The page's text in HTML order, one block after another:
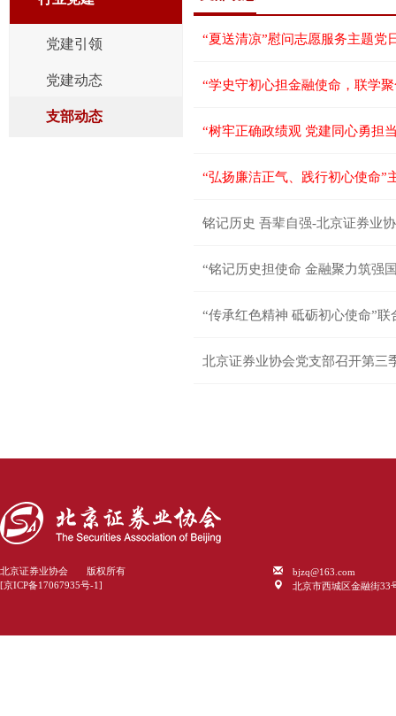
党建引领
党建动态
支部动态
“夏送清凉”慰问志愿服务主题党
“学史守初心担金融使命，联学
“树牢正确政绩观 党建同心勇担
“弘扬廉洁正气、践行初心使命”
铭记历史 吾辈自强-北京证券业
“传承红色精神 砥砺初心使命”联
北京证券业协会 版权所有
[京ICP备17067935号-1]
bjzq@163.com
北京市西城区金融街33